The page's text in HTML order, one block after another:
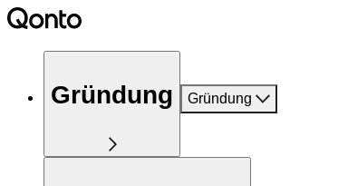
Gründung Gründung